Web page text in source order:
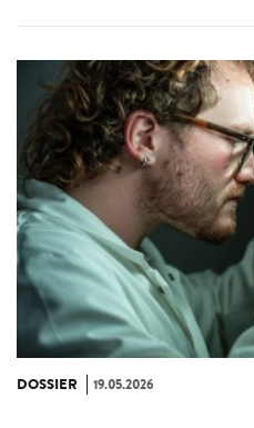
DOSSIER 19.05.2026